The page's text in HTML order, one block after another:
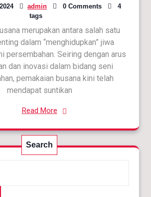
admin 0 Comments
4
tags
merupakan antara salah satu
dalam “menghidupkan” jiwa
persembahan. Seiring dengan arus
dan inovasi dalam bidang seni
pemakaian busana kini telah
mendapat suntikan
Read More
Search